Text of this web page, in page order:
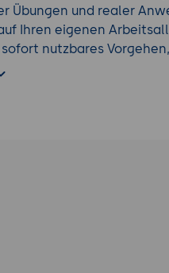
Übungen und realer
Ihren eigenen
nutzbares
wirksamer einzusetzen